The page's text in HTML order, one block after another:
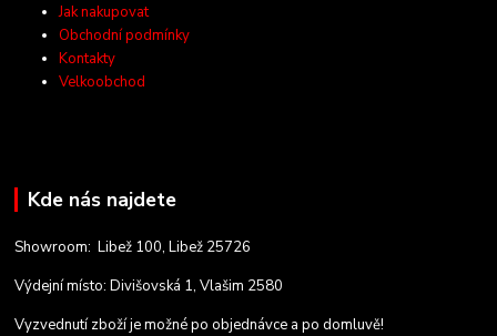
Jak nakupovat
Obchodní podmínky
Kontakty
Velkoobchod
Kde nás najdete
Showroom: Libež 100, Libež 25726
Výdejní místo: Divišovská 1, Vlašim 2580
Vyzvednutí zboží je možné po objednávce a po domluvě!